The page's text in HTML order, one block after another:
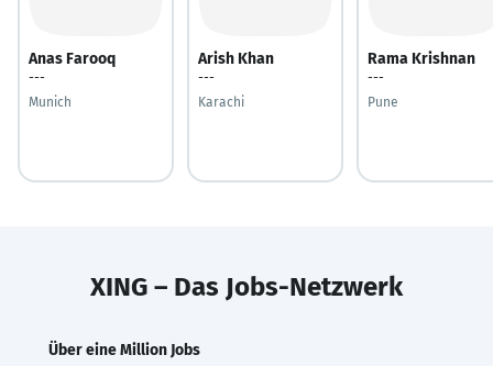
Anas Farooq
---
Munich
Arish Khan
---
Karachi
Rama Krishnan
---
Pune
XING – Das Jobs-Netzwerk
Über eine Million Jobs